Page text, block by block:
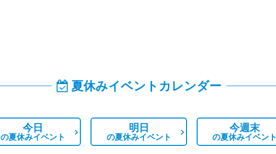
夏休みイベントカレンダー
今日
の夏休みイベント
明日
の夏休みイベント
今週末
の夏休みイベント